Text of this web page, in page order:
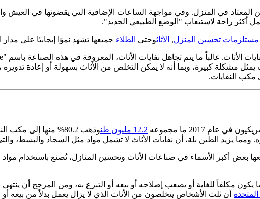
المعتاد في المنزل. وفي مواجهة الساعات الإضافية التي يقضونها في
أكثر راحة لاستيعاب "الوضع الطبيعي الجديد".
مستلزمات تحسين المنزل, الأثاثوحتى الطلاء جميعها تشهد نموًا إيجابيًا على مدار
مشكلة كبيرة، وبما أنه لا يمكن التخلص من الأثاث بسهولة أو إعادة تدويره
عام 2017 ما مجموعه 12.2 مليون طن وذهب 80.2% منها إلى مكب النفايات. ووجدت الوكالة أيضًا أن
بلة، أن نفايات الأثاث لا تشمل مواد مثل السجاد والبسط، والتي ألقى الأمريكيون منها 3.4
بعض أكبر الأسماء في صناعات الأثاث وتحسين المنازل، تُصنع باستخدام
يكون مكلفاً للغاية أو يصعب إصلاحه أو بيعه أو التبرع به، ومن المرجح أن
أن ثلث الأشخاص يتخلصون من الأثاث الذي لا يزال يعمل بدلاً من بيعه أو